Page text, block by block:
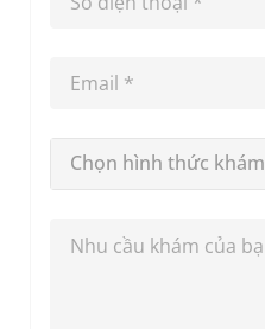
Chọn hình thức khám